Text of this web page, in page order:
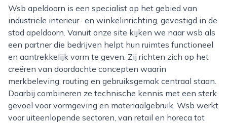
Wsb apeldoorn is een specialist op het gebied van
industriële interieur- en winkelinrichting, gevestigd in de
stad apeldoorn. Vanuit onze site kijken we naar wsb als
een partner die bedrijven helpt hun ruimtes functioneel
en aantrekkelijk vorm te geven. Zij richten zich op het
creëren van doordachte concepten waarin
merkbeleving, routing en gebruiksgemak centraal staan.
Daarbij combineren ze technische kennis met een sterk
gevoel voor vormgeving en materiaalgebruik. Wsb werkt
voor uiteenlopende sectoren, van retail en horeca tot